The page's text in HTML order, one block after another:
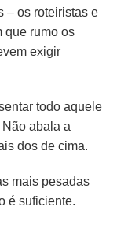
– os roteiristas e
que rumo os
exigir
todo aquele
abala a
dos de cima.
mais pesadas
é suficiente.